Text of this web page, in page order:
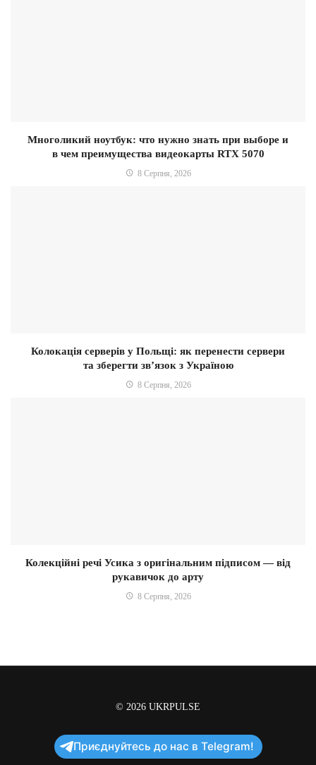
Многоликий ноутбук: что нужно знать при выборе и
в чем преимущества видеокарты RTX 5070
8 Серпня, 2026
Колокація серверів у Польщі: як перенести сервери
та зберегти зв’язок з Україною
8 Серпня, 2026
Колекційні речі Усика з оригінальним підписом — від
рукавичок до арту
8 Серпня, 2026
© 2026 UKRPULSE
Приєднуйтесь до нас в Telegram!